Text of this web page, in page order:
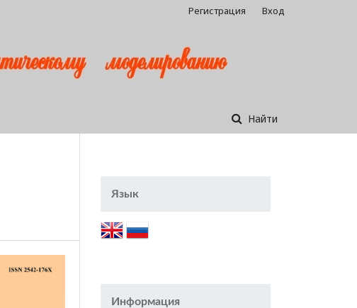
Найти
Регистрация Вход
Язык
Информация